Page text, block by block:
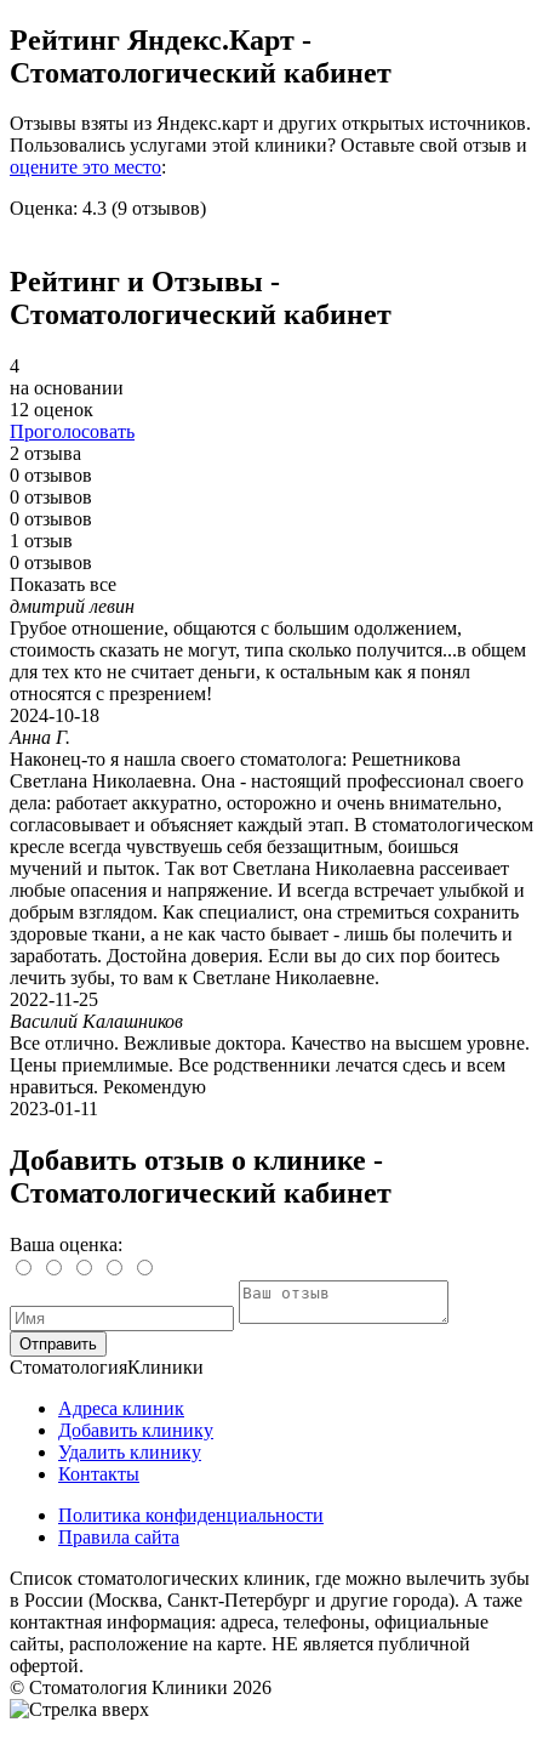
Рейтинг Яндекс.Карт -
Стоматологический кабинет
Отзывы взяты из Яндекс.карт и других открытых источников.
Пользовались услугами этой клиники? Оставьте свой отзыв и
оцените это место:
Оценка: 4.3 (9 отзывов)
Рейтинг и Отзывы -
Стоматологический кабинет
4
на основании
12 оценок
Проголосовать
2 отзыва
0 отзывов
0 отзывов
0 отзывов
1 отзыв
0 отзывов
Показать все
дмитрий левин
Грубое отношение, общаются с большим одолжением,
стоимость сказать не могут, типа сколько получится...в общем
для тех кто не считает деньги, к остальным как я понял
относятся с презрением!
2024-10-18
Анна Г.
Наконец-то я нашла своего стоматолога: Решетникова
Светлана Николаевна. Она - настоящий профессионал своего
дела: работает аккуратно, осторожно и очень внимательно,
согласовывает и объясняет каждый этап. В стоматологическом
кресле всегда чувствуешь себя беззащитным, боишься
мучений и пыток. Так вот Светлана Николаевна рассеивает
любые опасения и напряжение. И всегда встречает улыбкой и
добрым взглядом. Как специалист, она стремиться сохранить
здоровые ткани, а не как часто бывает - лишь бы полечить и
заработать. Достойна доверия. Если вы до сих пор боитесь
лечить зубы, то вам к Светлане Николаевне.
2022-11-25
Василий Калашников
Все отлично. Вежливые доктора. Качество на высшем уровне.
Цены приемлимые. Все родственники лечатся сдесь и всем
нравиться. Рекомендую
2023-01-11
Добавить отзыв о клинике -
Стоматологический кабинет
Ваша оценка:
Отправить
СтоматологияКлиники
Адреса клиник
Добавить клинику
Удалить клинику
Контакты
Политика конфиденциальности
Правила сайта
Список стоматологических клиник, где можно вылечить зубы
в России (Москва, Санкт-Петербург и другие города). А таже
контактная информация: адреса, телефоны, официальные
сайты, расположение на карте. НЕ является публичной
офертой.
© Стоматология Клиники 2026